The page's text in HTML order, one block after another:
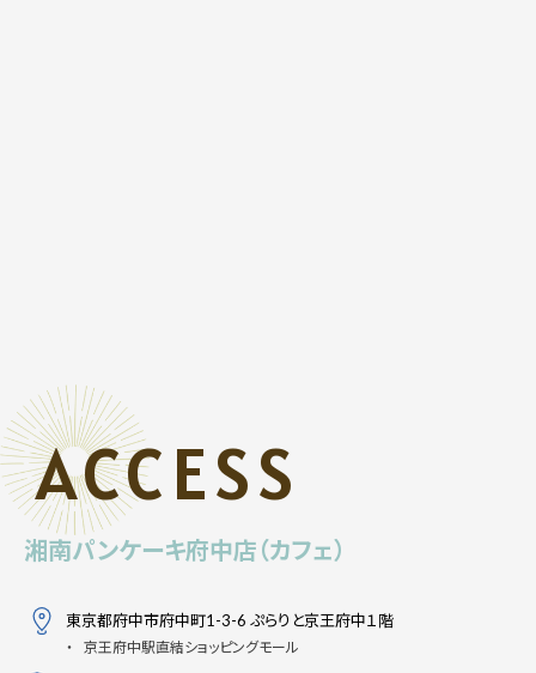
ACCESS
湘南パンケーキ府中店（カフェ）
東京都府中市府中町1-3-6 ぷらりと京王府中１階
京王府中駅直結ショッピングモール